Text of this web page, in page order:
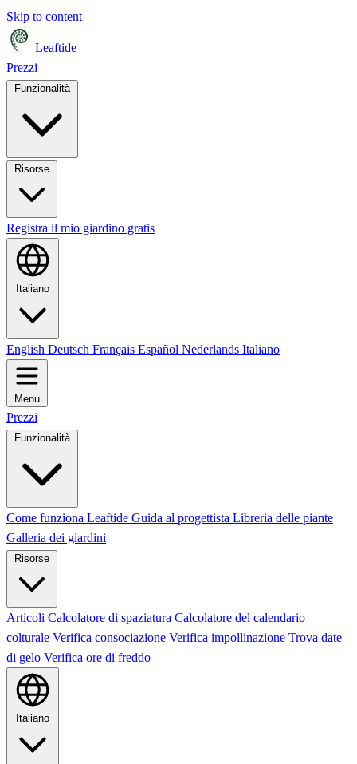
Skip to content
Leaftide
Prezzi
Funzionalità
Registra il mio giardino gratis
Italiano
English Deutsch Français Español Nederlands Italiano
Menu
Prezzi
Funzionalità
Come funziona Leaftide Guida al progettista Libreria delle piante
Galleria dei giardini
Risorse
Articoli Calcolatore di spaziatura Calcolatore del calendario
colturale Verifica consociazione Verifica impollinazione Trova date
di gelo Verifica ore di freddo
Italiano